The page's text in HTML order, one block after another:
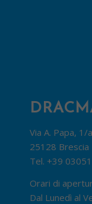
Via A. Papa, 1/a
25128 Brescia
Tel. +39
Orari di
Dal Lunedì al